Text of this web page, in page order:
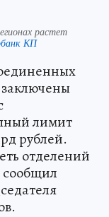
растет
КП
лимит
рублей.
отделений
сообщил